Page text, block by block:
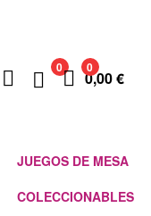
0 0
0,00€
JUEGOS DE MESA
COLECCIONABLES